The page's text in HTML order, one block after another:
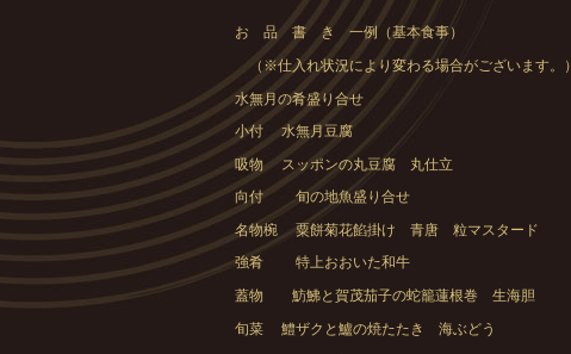
お 品 書 き 一例（基本食事）
（※仕入れ状況により変わる場合がございます。）
水無月の肴盛り合せ
小付 水無月豆腐
吸物 スッポンの丸豆腐 丸仕立
向付 旬の地魚盛り合せ
名物椀 粟餅菊花餡掛け 青唐 粒マスタード
強肴 特上おおいた和牛
蓋物 魴鮄と賀茂茄子の蛇籠蓮根巻 生海胆
旬菜 鱧ザクと鱸の焼たたき 海ぶどう